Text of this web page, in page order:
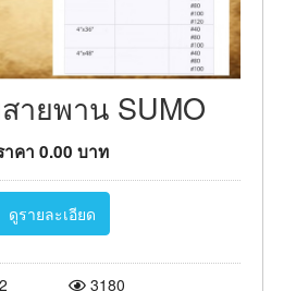
ายพาน SUMO
าคา 0.00 บาท
ดูรายละเอียด
3180